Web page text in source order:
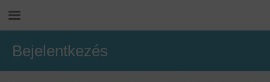
Bejelentkezés